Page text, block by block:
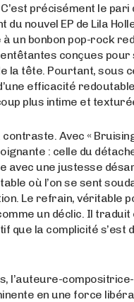
précisément le pari
du nouvel EP de Lila
à un bonbon pop-rock
conçues pour
la tête. Pourtant, sous
efficacité
plus intime et
Avec «
: celle du
avec une justesse
où l’on se sent
Le refrain, véritable
un déclic. Il
que la complicité s’est
l’auteure-
en une force